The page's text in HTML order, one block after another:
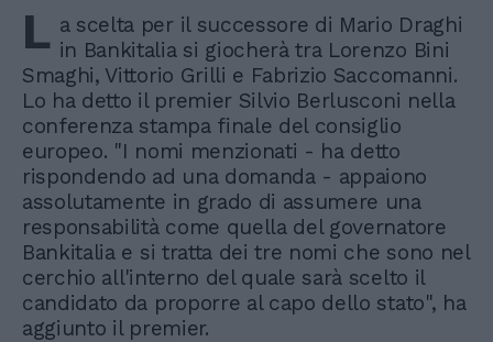
L a scelta per il successore di Mario Draghi
in Bankitalia si giocherà tra Lorenzo Bini
Smaghi, Vittorio Grilli e Fabrizio Saccomanni.
Lo ha detto il premier Silvio Berlusconi nella
conferenza stampa finale del consiglio
europeo. "I nomi menzionati - ha detto
rispondendo ad una domanda - appaiono
assolutamente in grado di assumere una
responsabilità come quella del governatore
Bankitalia e si tratta dei tre nomi che sono nel
cerchio all'interno del quale sarà scelto il
candidato da proporre al capo dello stato", ha
aggiunto il premier.